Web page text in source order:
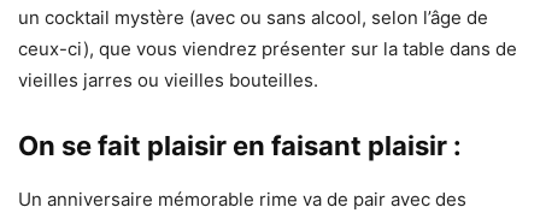
un cocktail mystère (avec ou sans alcool, selon l’âge de
ceux-ci), que vous viendrez présenter sur la table dans de
vieilles jarres ou vieilles bouteilles.
On se fait plaisir en faisant plaisir :
Un anniversaire mémorable rime va de pair avec des